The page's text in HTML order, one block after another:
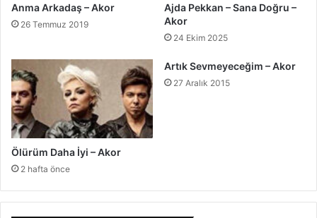
Anma Arkadaş – Akor
26 Temmuz 2019
Ajda Pekkan – Sana Doğru –
Akor
24 Ekim 2025
Ölürüm Daha İyi – Akor
2 hafta önce
Artık Sevmeyeceğim – Akor
27 Aralık 2015